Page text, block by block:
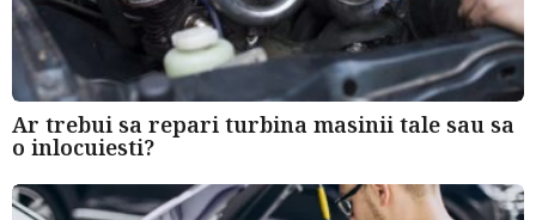
Ar trebui sa repari turbina masinii tale sau sa
o inlocuiesti?